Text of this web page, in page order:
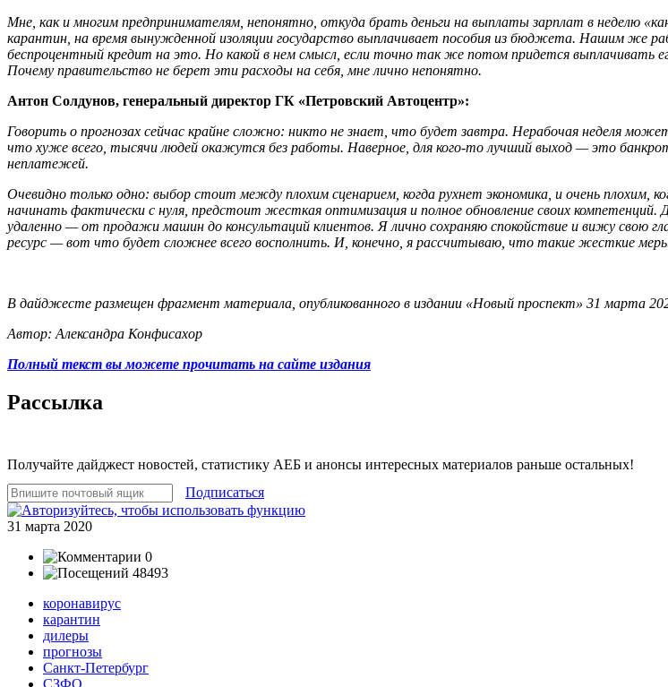
Мне, как и многим предпринимателям, непонятно, откуда брать деньги на выплаты зарплат в неделю
карантин, на время вынужденной изоляции государство выплачивает пособия из бюджета. Нашим же
беспроцентный кредит на это. Но какой в нем смысл, если точно так же потом придется выплачивать
Почему правительство не берет эти расходы на себя, мне лично непонятно.
Антон Солдунов, генеральный директор ГК «Петровский Автоцентр»:
Говорить о прогнозах сейчас крайне сложно: никто не знает, что будет завтра. Нерабочая неделя
что хуже всего, тысячи людей окажутся без работы. Наверное, для кого-то лучший выход — это
неплатежей.
Очевидно только одно: выбор стоит между плохим сценарием, когда рухнет экономика, и очень плохим,
начинать фактически с нуля, предстоит жесткая оптимизация и полное обновление своих
удаленно — от продажи машин до консультаций клиентов. Я лично сохраняю спокойствие и вижу свою
ресурс — вот что будет сложнее всего восполнить. И, конечно, я рассчитываю, что такие жесткие
В дайджесте размещен фрагмент материала, опубликованного в издании «Новый проспект» 31 марта
Автор: Александра Конфисахор
Полный текст вы можете прочитать на сайте издания
Рассылка
Получайте дайджест новостей, статистику АЕБ и анонсы интересных материалов раньше остальных!
Подписаться
31 марта 2020
0
48493
коронавирус
карантин
дилеры
прогнозы
Санкт-Петербург
СЗФО